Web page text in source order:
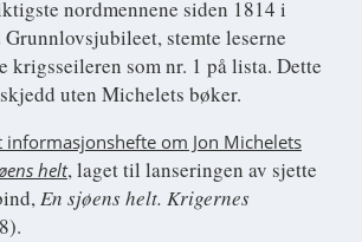
nordmennene siden 1814 i
stemte leserne
krigsseileren som nr. 1 på lista. Dette
uten Michelets bøker.
informasjonshefte om Jon Michelets
helt, laget til lanseringen av sjette
En sjøens helt. Krigernes